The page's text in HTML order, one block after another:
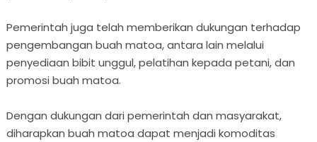
Pemerintah juga telah memberikan dukungan terhadap
pengembangan buah matoa, antara lain melalui
penyediaan bibit unggul, pelatihan kepada petani, dan
promosi buah matoa.
Dengan dukungan dari pemerintah dan masyarakat,
diharapkan buah matoa dapat menjadi komoditas